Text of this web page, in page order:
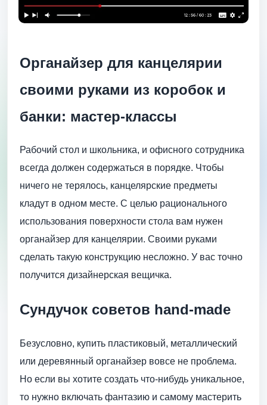
Органайзер для канцелярии
своими руками из коробок и
банки: мастер-классы
Рабочий стол и школьника, и офисного сотрудника
всегда должен содержаться в порядке. Чтобы
ничего не терялось, канцелярские предметы
кладут в одном месте. С целью рационального
использования поверхности стола вам нужен
органайзер для канцелярии. Своими руками
сделать такую конструкцию несложно. У вас точно
получится дизайнерская вещичка.
Сундучок советов hand-made
Безусловно, купить пластиковый, металлический
или деревянный органайзер вовсе не проблема.
Но если вы хотите создать что-нибудь уникальное,
то нужно включать фантазию и самому мастерить